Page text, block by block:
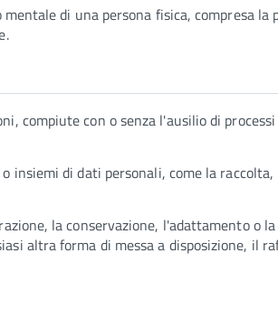
di una persona fisica, compresa
compiute con o senza l'ausilio di processi
insiemi di dati personali, come la raccolta,
la conservazione, l'adattamento o
altra forma di messa a disposizione, il